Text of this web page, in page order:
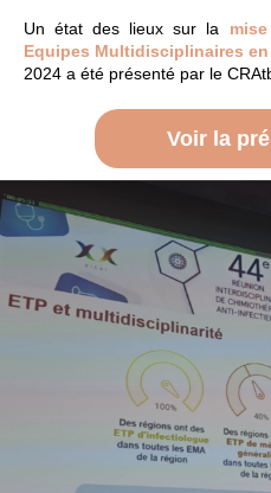
Un état des lieux sur la
Equipes Multidisciplinaires
2024 a été présenté par le
Voir la